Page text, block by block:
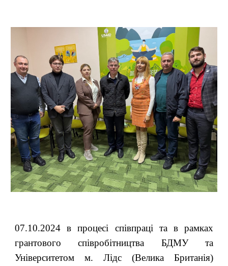
07.10.2024 в процесі співпраці та в рамках
грантового співробітництва БДМУ та
Університетом м. Лідс (Велика Британія)